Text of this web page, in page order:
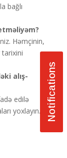
bağlı
Həmçinin,
tarixini
alış-
edilə
yoxlayın.
Notifications